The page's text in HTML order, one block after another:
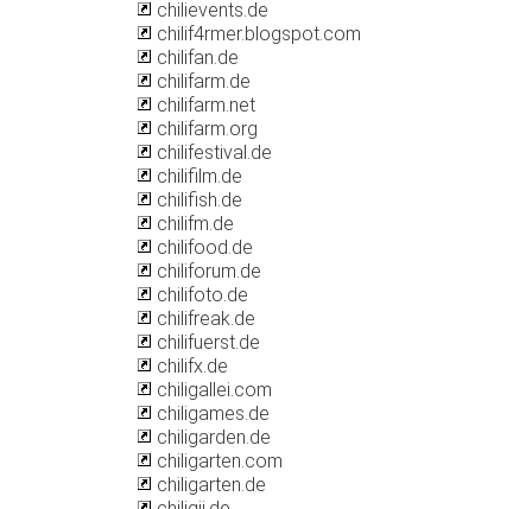
chilievents.de
chilif4rmer.blogspot.com
chilifan.de
chilifarm.de
chilifarm.net
chilifarm.org
chilifestival.de
chilifilm.de
chilifish.de
chilifm.de
chilifood.de
chiliforum.de
chilifoto.de
chilifreak.de
chilifuerst.de
chilifx.de
chiligallei.com
chiligames.de
chiligarden.de
chiligarten.com
chiligarten.de